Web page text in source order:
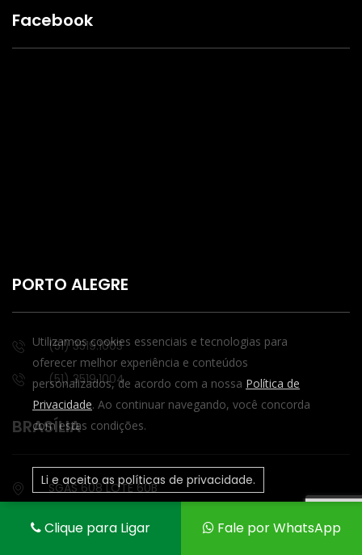
Facebook
PORTO ALEGRE
(51) 3519.1003
(51) 3519.1004
BRASÍLIA
SGAS 608 LOTE 60B
Clique para Ligar Fale por WhatsApp
Utilizamos cookies essenciais e tecnologias para
oferecer melhor experiência e conteúdos
personalizados, de acordo com a nossa Política de
Privacidade. Ao continuar navegando, você concorda
com estas condições.
Li e aceito as políticas de privacidade.